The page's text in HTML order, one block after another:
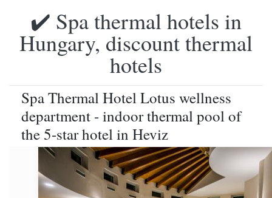
✔️ Spa thermal hotels in
Hungary, discount thermal
hotels
Spa Thermal Hotel Lotus wellness
department - indoor thermal pool of
the 5-star hotel in Heviz